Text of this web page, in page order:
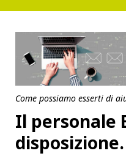
Come possiamo esserti di
Il personale
disposizione.